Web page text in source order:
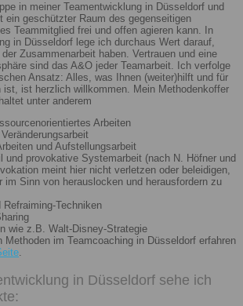
in meiner Teamentwicklung in Düsseldorf und
ein geschützter Raum des gegenseitigen
Teammitglied frei und offen agieren kann. In
in Düsseldorf lege ich durchaus Wert darauf,
Zusammenarbeit haben. Vertrauen und eine
sind das A&O jeder Teamarbeit. Ich verfolge
Ansatz: Alles, was Ihnen (weiter)hilft und für
ist, ist herzlich willkommen. Mein Methodenkoffer
unter anderem
Arbeiten
und Aufstellungsarbeit
und provokative Systemarbeit (nach N. Höfner und
meint hier nicht verletzen oder beleidigen,
im Sinn von herauslocken und herausfordern zu
Refraiming-Techniken
wie z.B. Walt-Disney-Strategie
Methoden im Teamcoaching in Düsseldorf erfahren
.
in Düsseldorf sehe ich